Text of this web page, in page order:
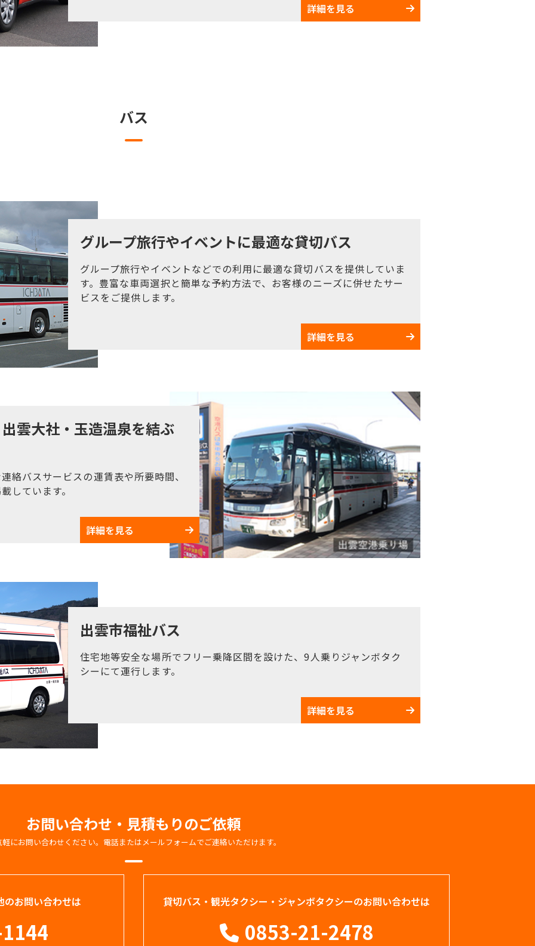
詳細を見る
バス
グループ旅行やイベントに最適な貸切バス
グループ旅行やイベントなどでの利用に最適な貸切バスを提供していま
す。豊富な車両選択と簡単な予約方法で、お客様のニーズに併せたサー
ビスをご提供します。
詳細を見る
雲大社・玉造温泉を結ぶ
絡バスサービスの運賃表や所要時間、
しています。
詳細を見る
出雲市福祉バス
住宅地等安全な場所でフリー乗降区間を設けた、9人乗りジャンボタク
シーにて運行します。
詳細を見る
お問い合わせ・見積もりのご依頼
にお問い合わせください。電話またはメールフォームでご連絡いただけます。
のお問い合わせは 貸切バス・観光タクシー・ジャンボタクシーのお問い合わせは
0853-21-2478